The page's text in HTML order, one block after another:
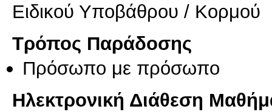
Ειδικού Υποβάθρου / Κορμού
Τρόπος Παράδοσης
Πρόσωπο με πρόσωπο
Ηλεκτρονική Διάθεση